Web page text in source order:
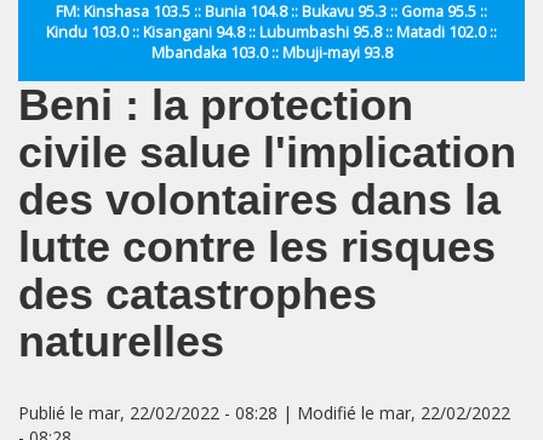
FM: Kinshasa 103.5 :: Bunia 104.8 :: Bukavu 95.3 :: Goma 95.5 ::
Kindu 103.0 :: Kisangani 94.8 :: Lubumbashi 95.8 :: Matadi 102.0 ::
Mbandaka 103.0 :: Mbuji-mayi 93.8
Beni : la protection
civile salue l'implication
des volontaires dans la
lutte contre les risques
des catastrophes
naturelles
Publié le mar, 22/02/2022 - 08:28 | Modifié le mar, 22/02/2022